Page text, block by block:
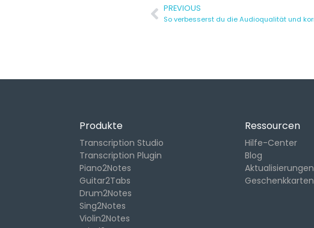
PREVIOUS
Produkte
Transcription Studio
Transcription Plugin
Piano2Notes
Guitar2Tabs
Drum2Notes
Sing2Notes
Violin2Notes
Ressourcen
Hilfe-Center
Blog
Aktualisierungen
Geschenkkarten